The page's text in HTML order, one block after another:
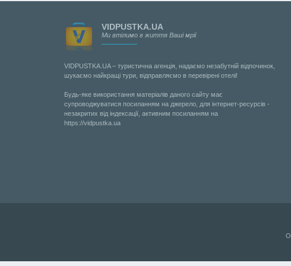
VIDPUSTKA.UA
Ми втілимо в життя Ваші мрії
VIDPUSTKA.UA – туристична агенція, надаємо незабутній відпочинок,
шукаємо найкращі тури, відправляємо в перевірені отелі!
Будь-яке використання матеріалів даного сайту має
супроводжуватися посиланням на джерело, для інтернет-ресурсів -
незакритих від індексації, активним посиланням на
https://vidpustka.ua